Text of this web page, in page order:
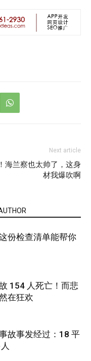
Next article
海兰察也太帅了，这身
材我爆吹啊
份检查清单能帮你
154 人死亡！而悲
在狂欢
故事发经过：18 平